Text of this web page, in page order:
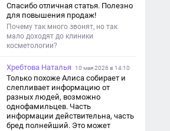
Спасибо отличная статья. Полезно
для повышения продаж!
Почему так много звонят, но так
мало доходят до клиники
косметологии?
Хребтова Наталья 10 мая 2026 в 14:10
Только похоже Алиса собирает и
слепливает информацию от
разных людей, возможно
однофамильцев. Часть
информации действительна, часть
бред полнейший. Это может